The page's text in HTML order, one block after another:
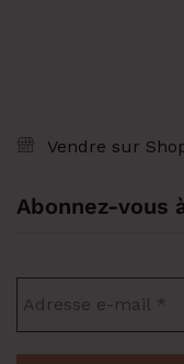
Vendre sur
Abonnez-vous